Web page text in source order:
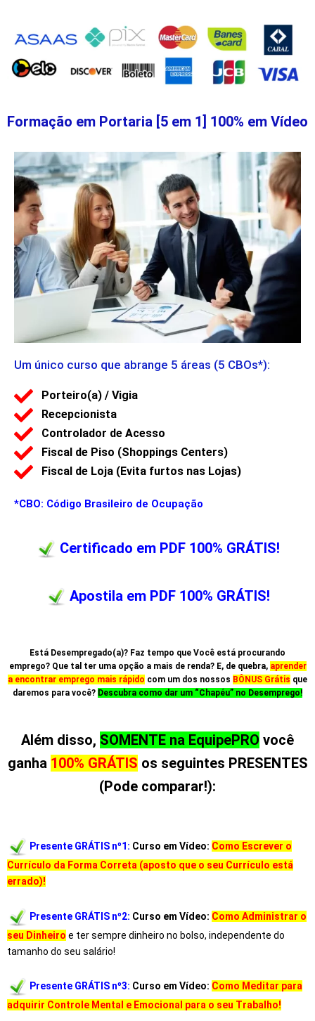
Formação em Portaria [5 em 1] 100% em Vídeo
Um único curso que abrange 5 áreas (5 CBOs*):
Porteiro(a) / Vigia
Recepcionista
Controlador de Acesso
Fiscal de Piso (Shoppings Centers)
Fiscal de Loja (Evita furtos nas Lojas)
*CBO: Código Brasileiro de Ocupação
Certificado em PDF 100% GRÁTIS!
Apostila em PDF 100% GRÁTIS!
Está Desempregado(a)? Faz tempo que Você está procurando
emprego? Que tal ter uma opção a mais de renda? E, de quebra, aprender
a encontrar emprego mais rápido com um dos nossos BÔNUS Grátis que
daremos para você? Descubra como dar um “Chapéu” no Desemprego!
Além disso, SOMENTE na EquipePRO você
ganha 100% GRÁTIS os seguintes PRESENTES
(Pode comparar!):
Presente GRÁTIS nº1: Curso em Vídeo: Como Escrever o
Currículo da Forma Correta (aposto que o seu Currículo está
errado)!
Presente GRÁTIS nº2: Curso em Vídeo: Como Administrar o
seu Dinheiro e ter sempre dinheiro no bolso, independente do
tamanho do seu salário!
Presente GRÁTIS nº3: Curso em Vídeo: Como Meditar para
adquirir Controle Mental e Emocional para o seu Trabalho!